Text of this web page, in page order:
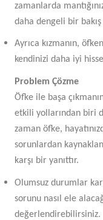
zamanlarda
daha dengeli bir bakış
Ayrıca kızmanın,
kendinizi daha iyi
Problem Çözme
Öfke ile başa
etkili yollarından biri
zaman öfke,
sorunlardan
karşı bir yanıttır.
Olumsuz durumlar
sorunu nasıl ele
değerlendirebilirsiniz.